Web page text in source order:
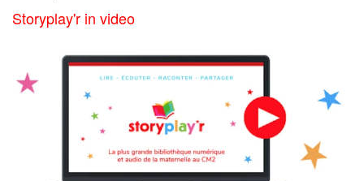
Storyplay'r in video